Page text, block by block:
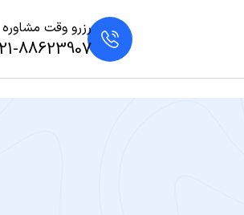
رزرو وقت مشاوره
88623907